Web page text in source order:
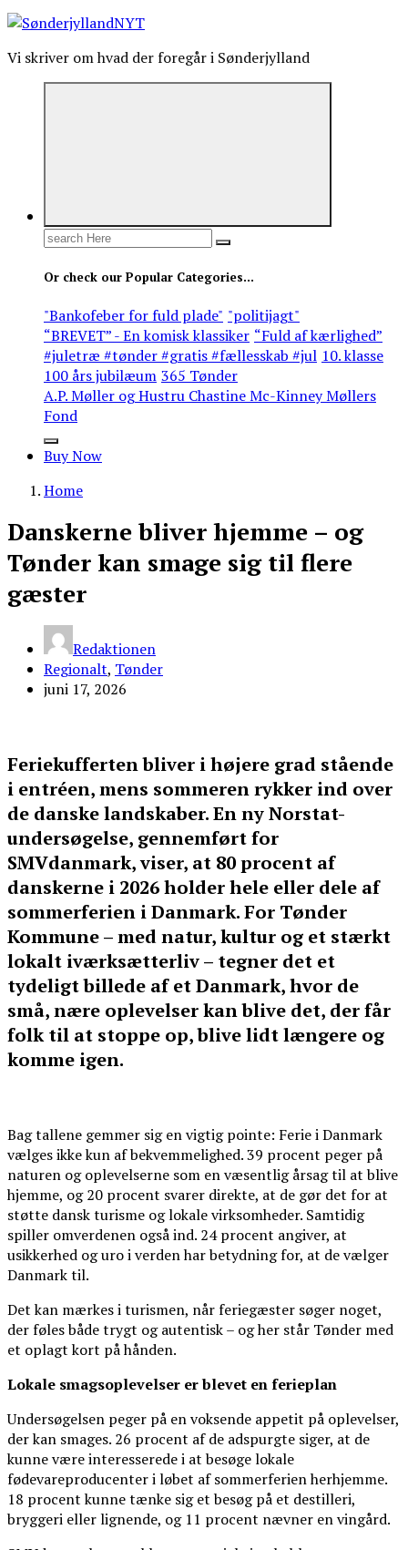
Vi skriver om hvad der foregår i Sønderjylland
Search
Or check our Popular Categories...
"Bankofeber for fuld plade" "politijagt"
“BREVET” - En komisk klassiker “Fuld af kærlighed”
#juletræ #tønder #gratis #fællesskab #jul 10. klasse
100 års jubilæum 365 Tønder
A.P. Møller og Hustru Chastine Mc-Kinney Møllers
Fond
Buy Now
Home
Danskerne bliver hjemme – og
Tønder kan smage sig til flere
gæster
Redaktionen
Regionalt, Tønder
juni 17, 2026
Feriekufferten bliver i højere grad stående
i entréen, mens sommeren rykker ind over
de danske landskaber. En ny Norstat-
undersøgelse, gennemført for
SMVdanmark, viser, at 80 procent af
danskerne i 2026 holder hele eller dele af
sommerferien i Danmark. For Tønder
Kommune – med natur, kultur og et stærkt
lokalt iværksætterliv – tegner det et
tydeligt billede af et Danmark, hvor de
små, nære oplevelser kan blive det, der får
folk til at stoppe op, blive lidt længere og
komme igen.
Bag tallene gemmer sig en vigtig pointe: Ferie i Danmark
vælges ikke kun af bekvemmelighed. 39 procent peger på
naturen og oplevelserne som en væsentlig årsag til at blive
hjemme, og 20 procent svarer direkte, at de gør det for at
støtte dansk turisme og lokale virksomheder. Samtidig
spiller omverdenen også ind. 24 procent angiver, at
usikkerhed og uro i verden har betydning for, at de vælger
Danmark til.
Det kan mærkes i turismen, når feriegæster søger noget,
der føles både trygt og autentisk – og her står Tønder med
et oplagt kort på hånden.
Lokale smagsoplevelser er blevet en ferieplan
Undersøgelsen peger på en voksende appetit på oplevelser,
der kan smages. 26 procent af de adspurgte siger, at de
kunne være interesserede i at besøge lokale
fødevareproducenter i løbet af sommerferien herhjemme.
18 procent kunne tænke sig et besøg på et destilleri,
bryggeri eller lignende, og 11 procent nævner en vingård.